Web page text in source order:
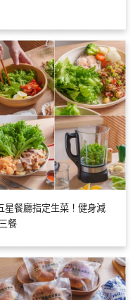
星餐廳指定生菜！健身減
餐